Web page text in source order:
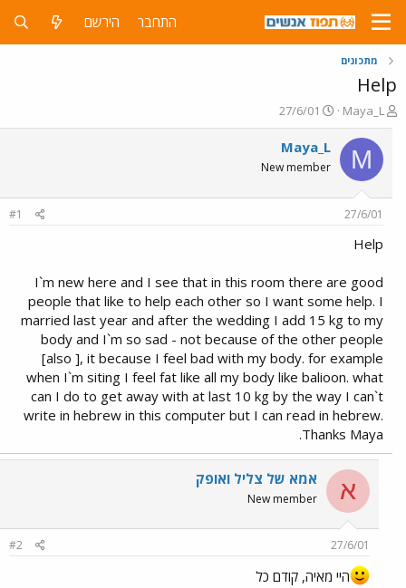
התחבר הירשם
מתכונים
Help
פ
ו
ת
ח
ה
ש
א
Maya_L
פ
ו
ר
ס
ם
27/6/01
M
Maya_L
New member
27/6/01
#1
Help
I`m new here and I see that in this room there are good
people that like to help each other so I want some help. I
married last year and after the wedding I add 15 kg to my
body and I`m so sad - not because of the other people
[also ], it because I feel bad with my body. for example
when I`m siting I feel fat like all my body like balioon. what
can I do to get away with at last 10 kg by the way I can`t
write in hebrew in this computer but I can read in hebrew.
Thanks Maya.
א אמא של צליל ואופק
New member
27/6/01
#2
היי מאיה, קודם כל